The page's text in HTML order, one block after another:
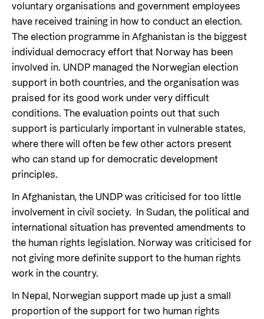
voluntary organisations and government employees
have received training in how to conduct an election.
The election programme in Afghanistan is the biggest
individual democracy effort that Norway has been
involved in. UNDP managed the Norwegian election
support in both countries, and the organisation was
praised for its good work under very difficult
conditions. The evaluation points out that such
support is particularly important in vulnerable states,
where there will often be few other actors present
who can stand up for democratic development
principles.
In Afghanistan, the UNDP was criticised for too little
involvement in civil society. In Sudan, the political and
international situation has prevented amendments to
the human rights legislation. Norway was criticised for
not giving more definite support to the human rights
work in the country.
In Nepal, Norwegian support made up just a small
proportion of the support for two human rights